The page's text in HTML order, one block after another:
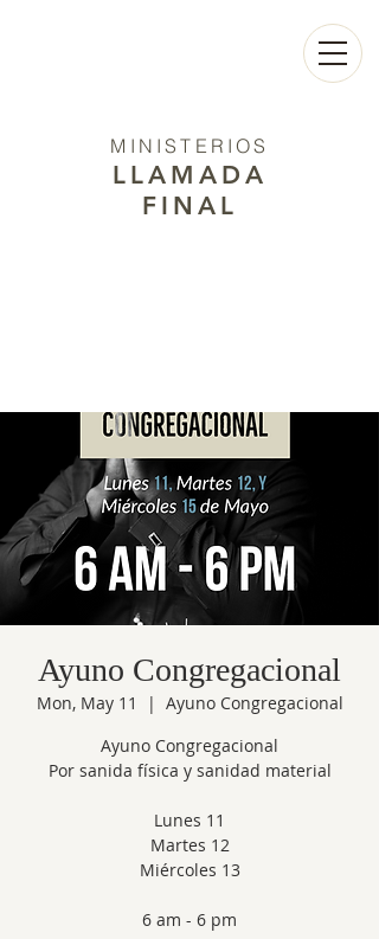
MINISTERIOS
LLAMADA
FINAL
Ayuno Congregacional
Mon, May 11
  |
Ayuno Congregacional
Ayuno Congregacional
Por sanida física y sanidad material
Lunes 11
Martes 12
Miércoles 13
6 am - 6 pm